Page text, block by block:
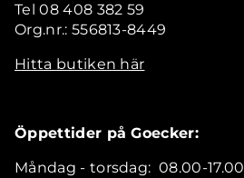
Tel 08 408 382 59
Org.nr.: 556813-8449
Hitta butiken här
Öppettider på Goecker:
Måndag - torsdag: 08.00-17.00